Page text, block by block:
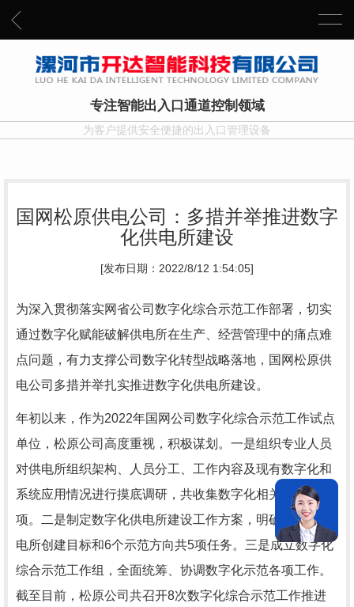
专注智能出入口通道控制领域
为客户提供安全便捷的出入口管理设备
国网松原供电公司：多措并举推进数字
化供电所建设
[发布日期：2022/8/12 1:54:05]
为深入贯彻落实网省公司数字化综合示范工作部署，切实
通过数字化赋能破解供电所在生产、经营管理中的痛点难
点问题，有力支撑公司数字化转型战略落地，国网松原供
电公司多措并举扎实推进数字化供电所建设。
年初以来，作为2022年国网公司数字化综合示范工作试点
单位，松原公司高度重视，积极谋划。一是组织专业人员
对供电所组织架构、人员分工、工作内容及现有数字化和
系统应用情况进行摸底调研，共收集数字化相关问题15
项。二是制定数字化供电所建设工作方案，明确数字化供
电所创建目标和6个示范方向共5项任务。三是成立数字化
综合示范工作组，全面统筹、协调数字化示范各项工作。
截至目前，松原公司共召开8次数字化综合示范工作推进